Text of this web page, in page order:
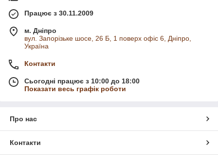
Працює з 30.11.2009
м. Дніпро
вул. Запорізьке шосе, 26 Б, 1 поверх офіс 6, Дніпро,
Україна
Контакти
Сьогодні працює з 10:00 до 18:00
Показати весь графік роботи
Про нас
Контакти